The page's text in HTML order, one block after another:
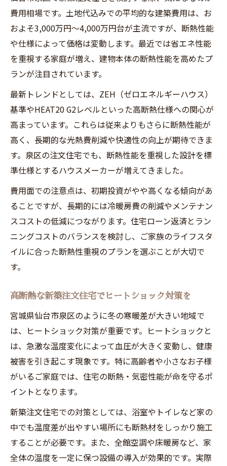
費用相場です。土地代込みでの平均的な建築費用は、お
およそ3,000万円〜4,000万円台が主流ですが、断熱性能
や仕様によって価格は変動します。最近では省エネ性能
を重視する家庭が増え、建物本体の断熱性能を高めたプ
ランが注目されています。
最新トレンドとしては、ZEH（ゼロエネルギーハウス）
基準やHEAT20 G2レベルといった高断熱仕様への関心が
高まっています。これらは従来よりもさらに断熱性能が
高く、長期的な光熱費削減や快適性の向上が期待できま
す。泉区の注文住宅でも、断熱性能を重視した設計を標
準仕様とするハウスメーカーが増えてきました。
費用面での注意点は、初期投資がやや高くなる傾向があ
ることですが、長期的には冷暖房費の削減やメンテナン
スコストの低減につながります。住宅ローン返済とラン
ニングコストのバランスを検討し、ご家族のライフスタ
イルに合った断熱性重視のプランを選ぶことが大切で
す。
高断熱な新築注文住宅でヒートショック対策を
宮城県仙台市泉区のように冬の寒暖差が大きい地域で
は、ヒートショック対策が重要です。ヒートショックと
は、急激な温度変化によって血圧が大きく変動し、健康
被害を引き起こす現象です。特に高齢者や小さなお子様
がいるご家庭では、住宅の断熱・気密性能が命を守るポ
イントとなります。
新築注文住宅での対策としては、浴室やトイレなど家の
中でも温度差が出やすい場所にも断熱材をしっかり施工
することが必要です。また、全館空調や床暖房など、家
全体の温度を一定に保つ設備の導入が効果的です。実際